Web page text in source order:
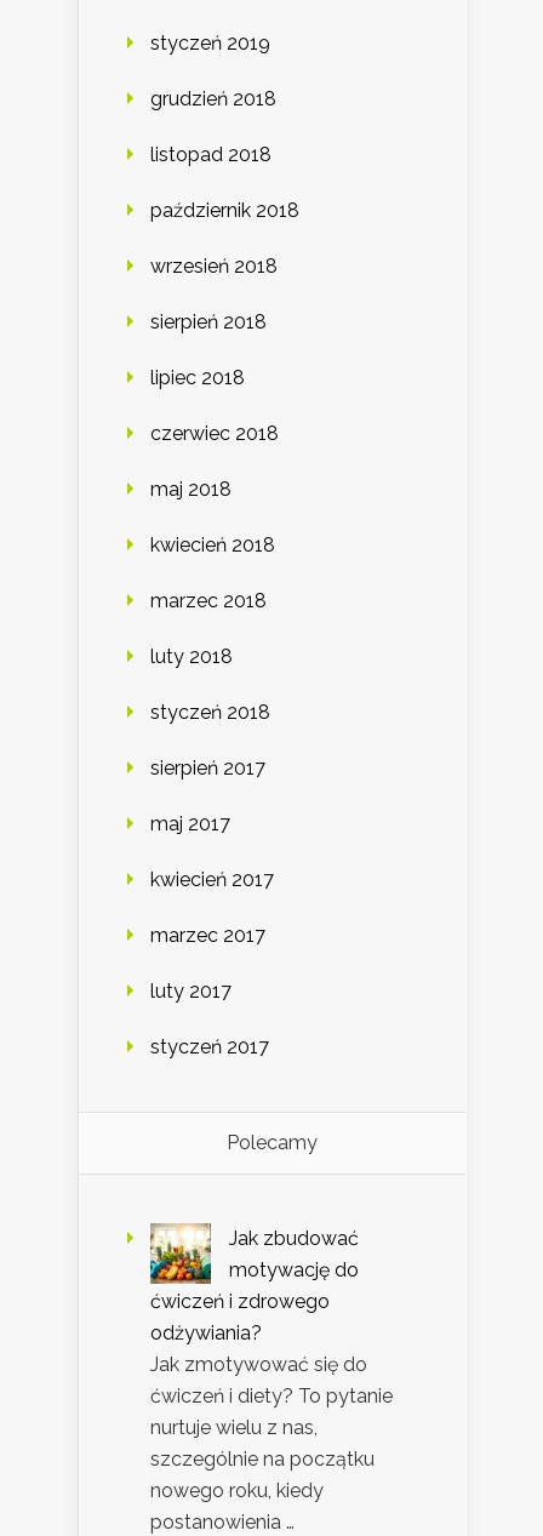
styczeń 2019
grudzień 2018
listopad 2018
październik 2018
wrzesień 2018
sierpień 2018
lipiec 2018
czerwiec 2018
maj 2018
kwiecień 2018
marzec 2018
luty 2018
styczeń 2018
sierpień 2017
maj 2017
kwiecień 2017
marzec 2017
luty 2017
styczeń 2017
Polecamy
Jak zbudować
motywację do
ćwiczeń i zdrowego
odżywiania?
Jak zmotywować się do
ćwiczeń i diety? To pytanie
nurtuje wielu z nas,
szczególnie na początku
nowego roku, kiedy
postanowienia …